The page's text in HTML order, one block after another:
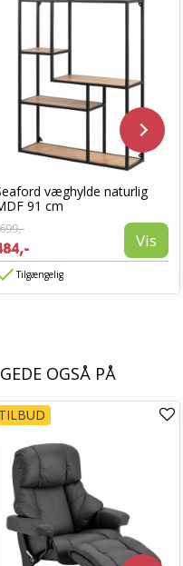
væghylde naturlig
91 cm
699,-
Vis
Tilgængelig
OGSÅ PÅ
TILBUD